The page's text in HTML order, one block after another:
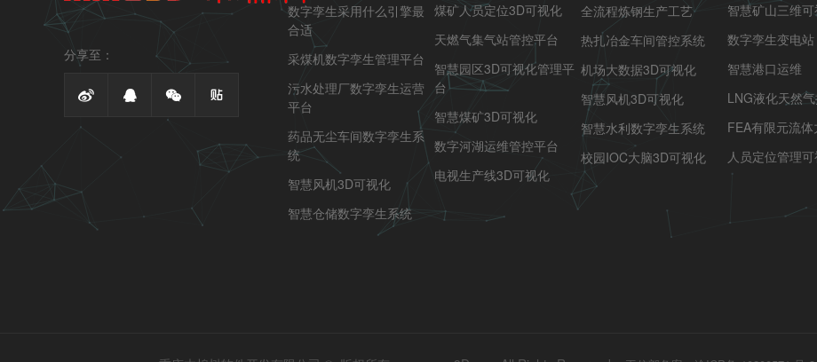
分享至：
   
数字孪生采用什么引擎最
合适
采煤机数字孪生管理平台
污水处理厂数字孪生运营
平台
药品无尘车间数字孪生系
统
智慧风机3D可视化
智慧仓储数字孪生系统
煤矿人员定位3D可视化
天燃气集气站管控平台
智慧园区3D可视化管理平
台
智慧煤矿3D可视化
数字河湖运维管控平台
电视生产线3D可视化
全流程炼钢生产工艺
热扎冶金车间管控系统
机场大数据3D可视化
智慧风机3D可视化
智慧水利数字孪生系统
校园IOC大脑3D可视化
智慧矿山三维
数字孪生变电站
智慧港口运维
LNG液化天然
FEA有限元流
人员定位管理